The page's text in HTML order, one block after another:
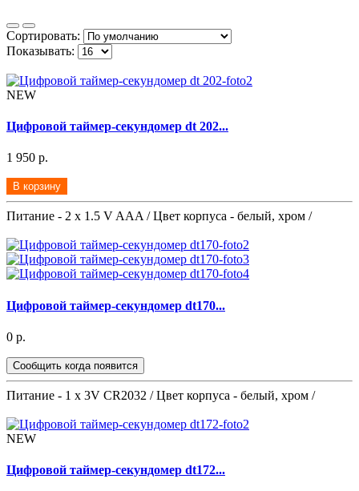
Сортировать:
Показывать:
NEW
Цифровой таймер-секундомер dt 202...
1 950 р.
В корзину
Питание - 2 x 1.5 V AAA / Цвет корпуса - белый, хром /
Цифровой таймер-секундомер dt170...
0 р.
Сообщить когда появится
Питание - 1 x 3V CR2032 / Цвет корпуса - белый, хром /
NEW
Цифровой таймер-секундомер dt172...